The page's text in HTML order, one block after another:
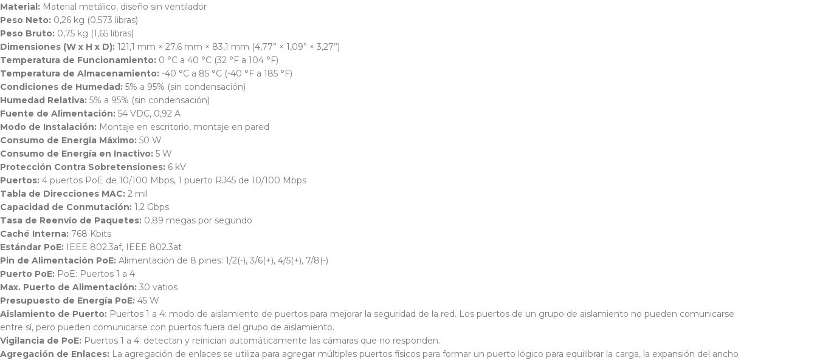
Material: Material metálico, diseño sin ventilador
Peso Neto: 0,26 kg (0,573 libras)
Peso Bruto: 0,75 kg (1,65 libras)
Dimensiones (W x H x D): 121,1 mm × 27,6 mm × 83,1 mm (4,77” × 1,09” × 3,27”)
Temperatura de Funcionamiento: 0 °C a 40 °C (32 °F a 104 °F)
Temperatura de Almacenamiento: -40 °C a 85 °C (-40 °F a 185 °F)
Condiciones de Humedad: 5% a 95% (sin condensación)
Humedad Relativa: 5% a 95% (sin condensación)
Fuente de Alimentación: 54 VDC, 0,92 A
Modo de Instalación: Montaje en escritorio, montaje en pared
Consumo de Energía Máximo: 50 W
Consumo de Energía en Inactivo: 5 W
Protección Contra Sobretensiones: 6 kV
Puertos: 4 puertos PoE de 10/100 Mbps, 1 puerto RJ45 de 10/100 Mbps
Tabla de Direcciones MAC: 2 mil
Capacidad de Conmutación: 1,2 Gbps
Tasa de Reenvío de Paquetes: 0,89 megas por segundo
Caché Interna: 768 Kbits
Estándar PoE: IEEE 802.3af, IEEE 802.3at
Pin de Alimentación PoE: Alimentación de 8 pines: 1/2(-), 3/6(+), 4/5(+), 7/8(-)
Puerto PoE: PoE: Puertos 1 a 4
Max. Puerto de Alimentación: 30 vatios
Presupuesto de Energía PoE: 45 W
Aislamiento de Puerto: Puertos 1 a 4: modo de aislamiento de puertos para mejorar la seguridad de la red. Los puertos de un grupo de aislamiento no pueden comunicarse
entre sí, pero pueden comunicarse con puertos fuera del grupo de aislamiento.
Vigilancia de PoE: Puertos 1 a 4: detectan y reinician automáticamente las cámaras que no responden.
Agregación de Enlaces: La agregación de enlaces se utiliza para agregar múltiples puertos físicos para formar un puerto lógico para equilibrar la carga, la expansión del ancho